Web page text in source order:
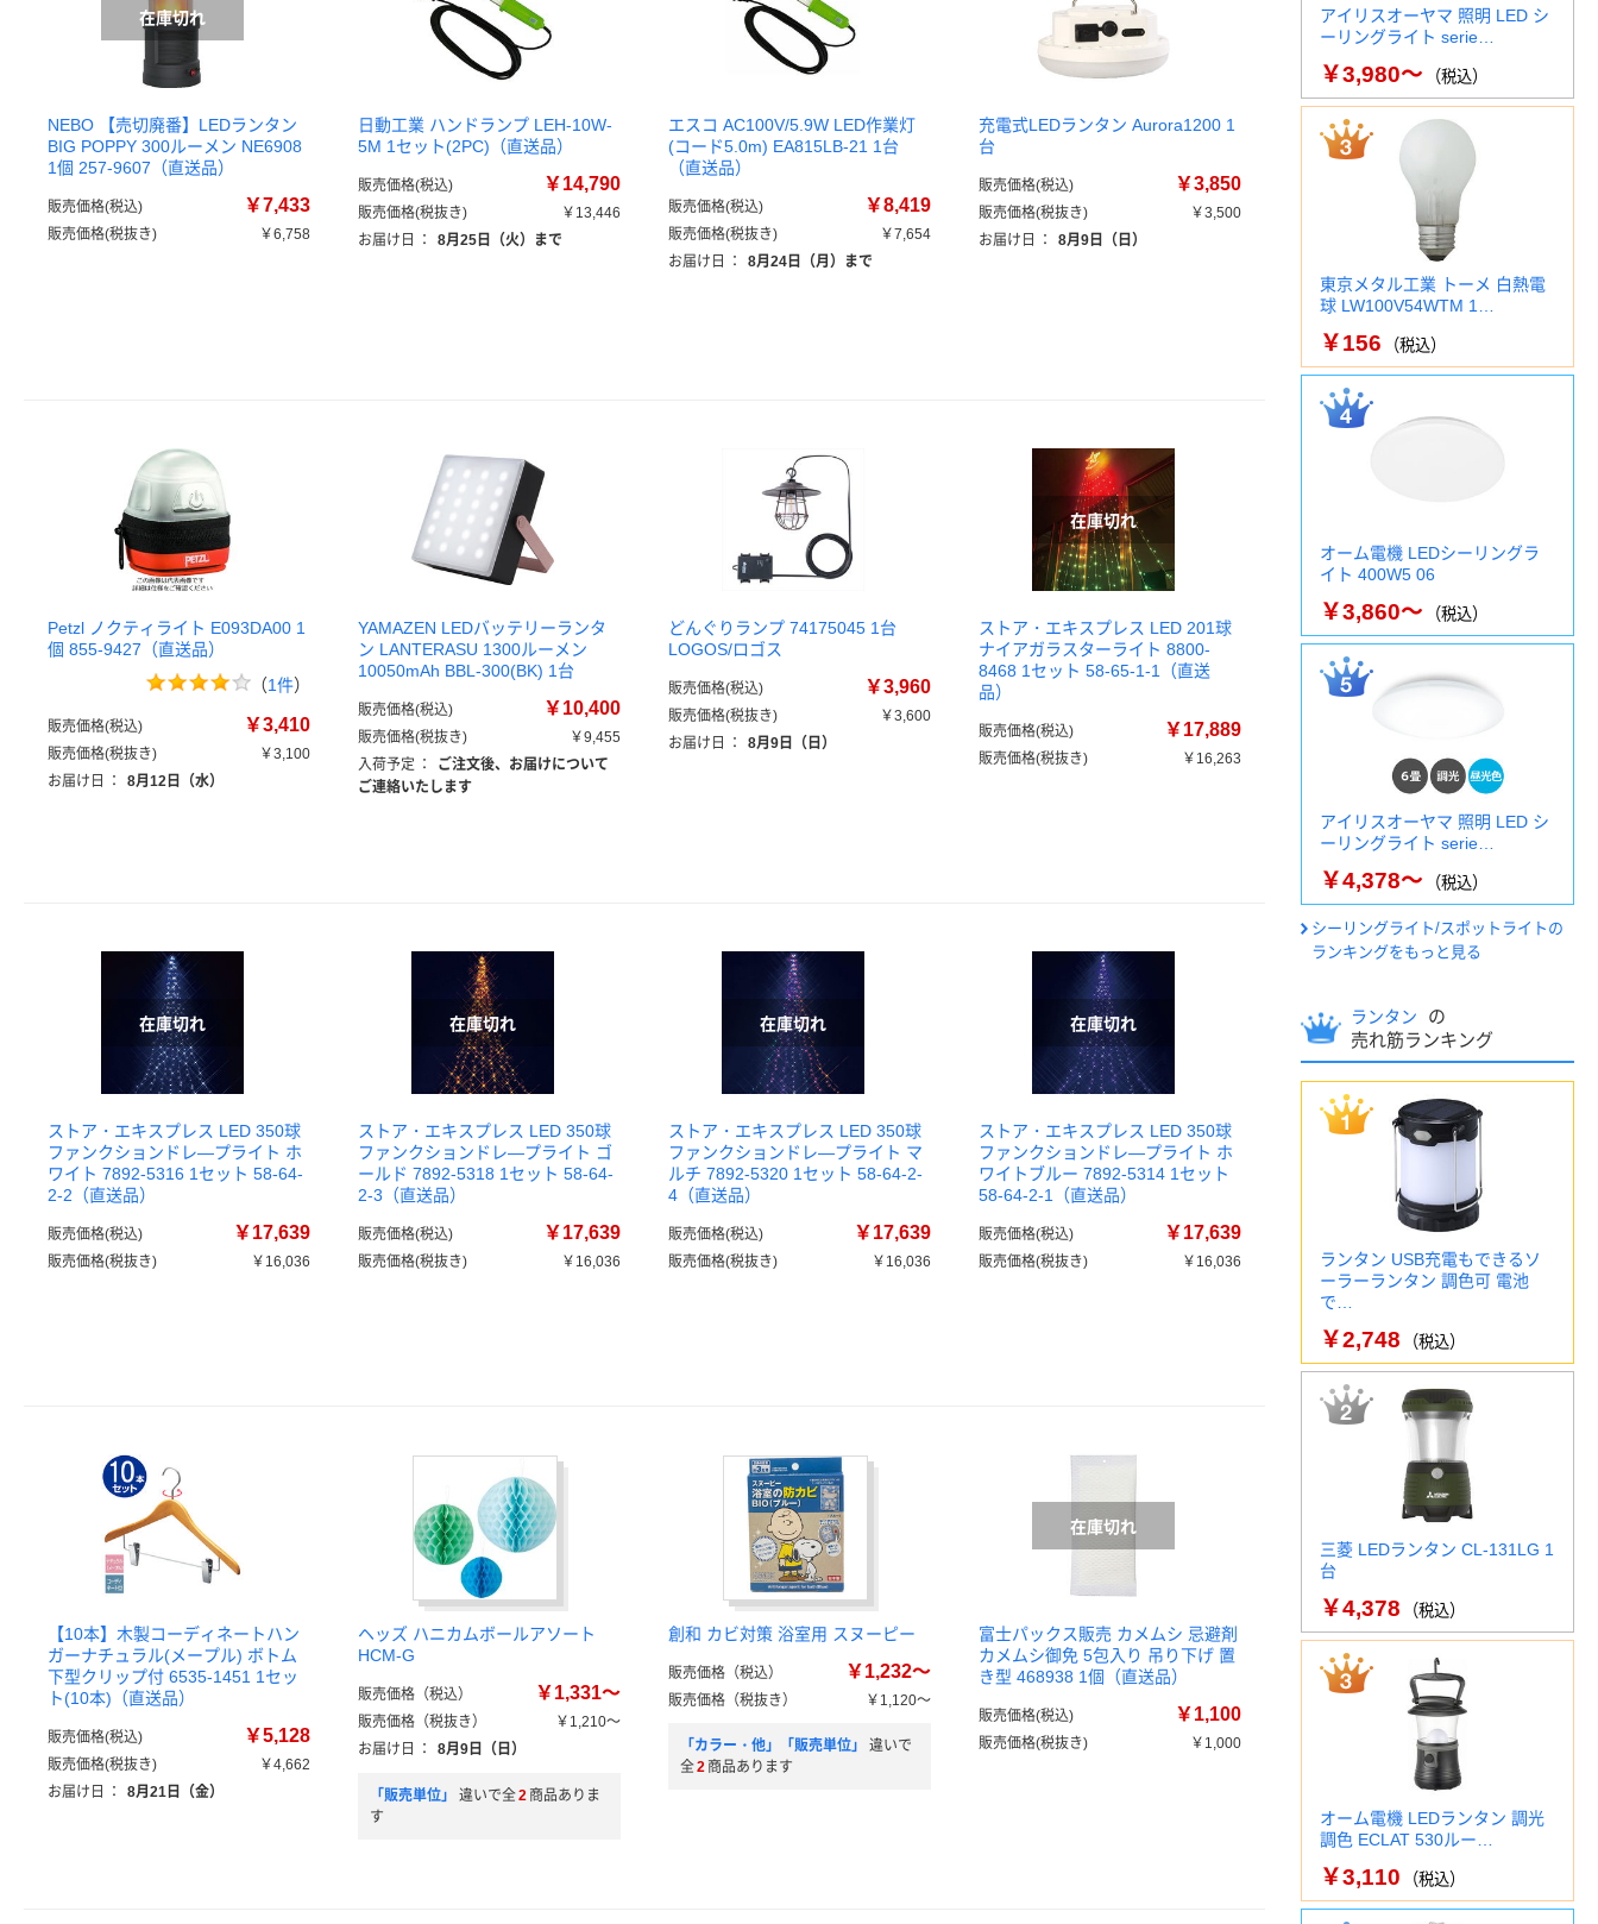
NEBO 【売切廃番】LEDランタン
BIG POPPY 300ルーメン NE6908
1個 257-9607（直送品）
販売価格(税込) ￥7,433
販売価格(税抜き) ￥6,758
日動工業 ハンドランプ LEH-10W-
5M 1セット(2PC)（直送品）
販売価格(税込) ￥14,790
販売価格(税抜き)
￥13,446
お届け日
： 8月25日（火）まで
エスコ AC100V/5.9W LED作業灯
(コード5.0m) EA815LB-21 1台
（直送品）
販売価格(税込) ￥8,419
販売価格(税抜き)
￥7,654
お届け日
： 8月24日（月）まで
充電式LEDランタン Aurora1200 1
台
販売価格(税込) ￥3,850
販売価格(税抜き)
￥3,500
お届け日
： 8月9日（日）
Petzl ノクティライト E093DA00 1
個 855-9427（直送品）
（1件）
販売価格(税込) ￥3,410
販売価格(税抜き)
￥3,100
お届け日
： 8月12日（水）
YAMAZEN LEDバッテリーランタ
ン LANTERASU 1300ルーメン
10050mAh BBL-300(BK) 1台
販売価格(税込) ￥10,400
販売価格(税抜き)
￥9,455
入荷予定 ：
ご注文後、お届けについて
ご連絡いたします
どんぐりランプ 74175045 1台
LOGOS/ロゴス
販売価格(税込) ￥3,960
販売価格(税抜き)
￥3,600
お届け日
： 8月9日（日）
ストア・エキスプレス LED 201球
ナイアガラスターライト 8800-
8468 1セット 58-65-1-1（直送
品）
販売価格(税込) ￥17,889
販売価格(税抜き) ￥16,263
ストア・エキスプレス LED 350球
ファンクションドレ―プライト ホ
ワイト 7892-5316 1セット 58-64-
2-2（直送品）
販売価格(税込) ￥17,639
販売価格(税抜き) ￥16,036
ストア・エキスプレス LED 350球
ファンクションドレ―プライト ゴ
ールド 7892-5318 1セット 58-64-
2-3（直送品）
販売価格(税込) ￥17,639
販売価格(税抜き) ￥16,036
ストア・エキスプレス LED 350球
ファンクションドレ―プライト マ
ルチ 7892-5320 1セット 58-64-2-
4（直送品）
販売価格(税込) ￥17,639
販売価格(税抜き) ￥16,036
ストア・エキスプレス LED 350球
ファンクションドレ―プライト ホ
ワイトブルー 7892-5314 1セット
58-64-2-1（直送品）
販売価格(税込) ￥17,639
販売価格(税抜き) ￥16,036
【10本】木製コーディネートハン
ガーナチュラル(メープル) ボトム
下型クリップ付 6535-1451 1セッ
ト(10本)（直送品）
販売価格(税込) ￥5,128
販売価格(税抜き)
￥4,662
お届け日
： 8月21日（金）
ヘッズ ハニカムボールアソート
HCM-G
販売価格（税込） ￥1,331～
販売価格（税抜き）
￥1,210～
お届け日
： 8月9日（日）
「販売単位」 違いで全2 商品ありま
す
創和 カビ対策 浴室用 スヌーピー
販売価格（税込） ￥1,232～
販売価格（税抜き） ￥1,120～
「カラー・他」「販売単位」
違いで
全2 商品あります
富士パックス販売 カメムシ 忌避剤
カメムシ御免 5包入り 吊り下げ 置
き型 468938 1個（直送品）
販売価格(税込) ￥1,100
販売価格(税抜き) ￥1,000
アイリスオーヤマ 照明 LED シ
ーリングライト serie…
￥3,980～ （税込）
東京メタル工業 トーメ 白熱電
球 LW100V54WTM 1…
￥156 （税込）
オーム電機 LEDシーリングラ
イト 400W5 06
￥3,860～ （税込）
アイリスオーヤマ 照明 LED シ
ーリングライト serie…
￥4,378～ （税込）
シーリングライト/スポットライトの
ランキングをもっと見る
ランタン
の
売れ筋ランキング
ランタン USB充電もできるソ
ーラーランタン 調色可 電池
で…
￥2,748 （税込）
三菱 LEDランタン CL-131LG 1
台
￥4,378 （税込）
オーム電機 LEDランタン 調光
調色 ECLAT 530ルー…
￥3,110 （税込）